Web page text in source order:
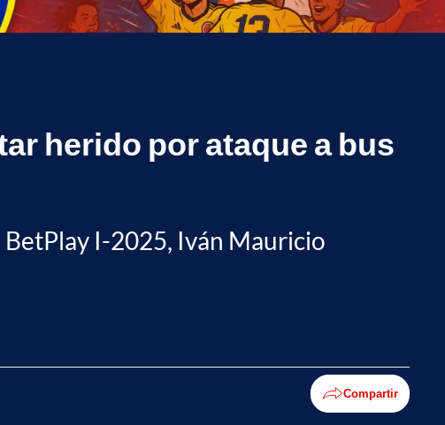
herido por ataque a bus
BetPlay I-2025, Iván Mauricio
Compartir